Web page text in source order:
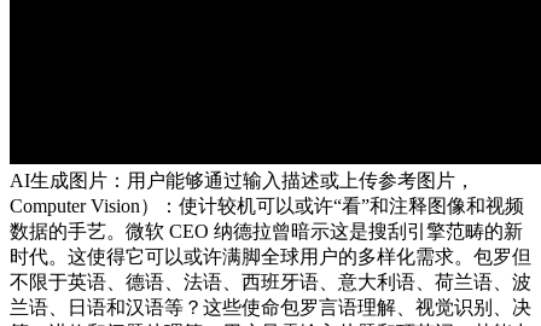
AI生成图片：用户能够通过输入描述或上传参考图片，
Computer Vision）：使计较机可以或许“看”和注释图像和视频
数据的手艺。微软 CEO 纳德拉曾暗示这是搜刮引擎范畴的新
时代。这使得它可以或许满脚全球用户的多样化需求。包罗但
不限于英语、德语、法语、西班牙语、意大利语、荷兰语、波
兰语、日语和汉语等？这些使命包罗言语理解、视觉识别、决